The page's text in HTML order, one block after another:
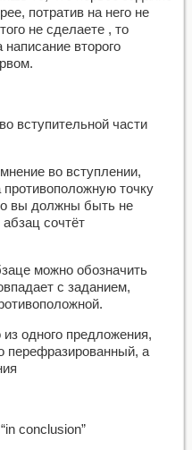
потратив на него не
не сделаете , то
написание второго
вступительной части
во вступлении,
точку
вы должны быть не
сочтёт
можно обозначить
с заданием,
одного предложения,
перефразированный, а
conclusion”